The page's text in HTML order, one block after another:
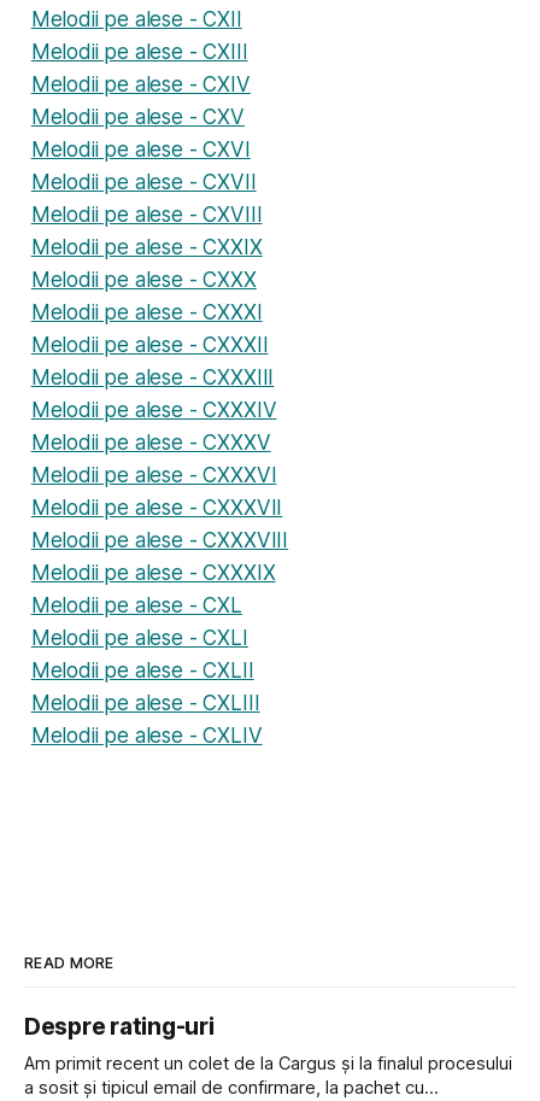
Melodii pe alese - CXII
Melodii pe alese - CXIII
Melodii pe alese - CXIV
Melodii pe alese - CXV
Melodii pe alese - CXVI
Melodii pe alese - CXVII
Melodii pe alese - CXVIII
Melodii pe alese - CXXIX
Melodii pe alese - CXXX
Melodii pe alese - CXXXI
Melodii pe alese - CXXXII
Melodii pe alese - CXXXIII
Melodii pe alese - CXXXIV
Melodii pe alese - CXXXV
Melodii pe alese - CXXXVI
Melodii pe alese - CXXXVII
Melodii pe alese - CXXXVIII
Melodii pe alese - CXXXIX
Melodii pe alese - CXL
Melodii pe alese - CXLI
Melodii pe alese - CXLII
Melodii pe alese - CXLIII
Melodii pe alese - CXLIV
READ MORE
Despre rating-uri
Am primit recent un colet de la Cargus și la finalul procesului
a sosit și tipicul email de confirmare, la pachet cu